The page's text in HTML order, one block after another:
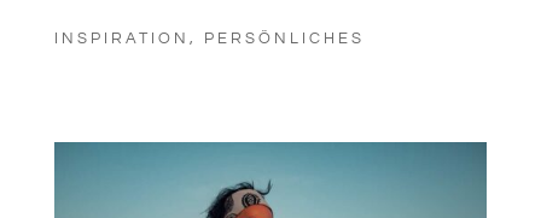
INSPIRATION , PERSÖNLICHES